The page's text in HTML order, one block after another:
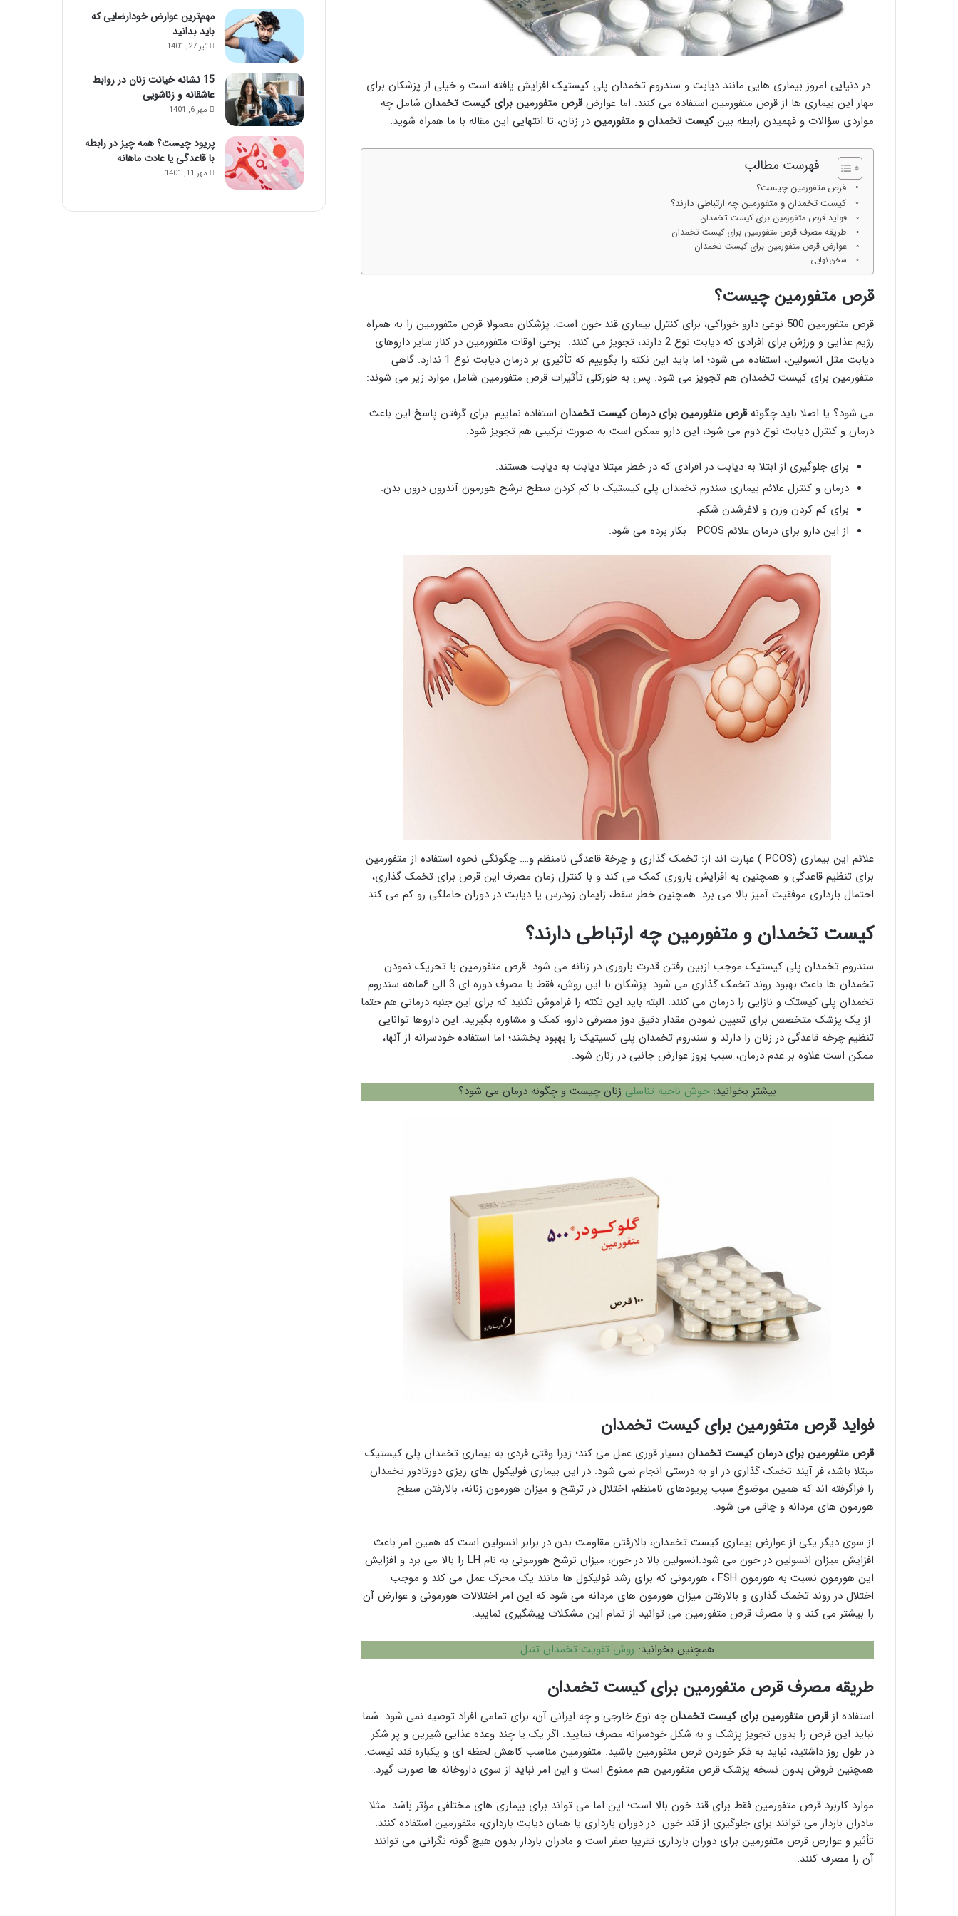
در دنیایی امروز بیماری هایی مانند دیابت و سندروم تخمدان پلی کیستیک افزایش یافته است و خیلی از پزشکان برای
مهار این بیماری ها از قرص متفورمین استفاده می کنند. اما عوارضقرص متفورمین برای کیست تخمدان شامل چه
مواردی سؤالات و فهمیدن رابطه بینکیست تخمدان و متفورمین در زنان، تا انتهایی این مقاله با ما همراه شوید.
فهرست مطالب
قرص متفورمین چیست؟
کیست تخمدان و متفورمین چه ارتباطی دارند؟
فواید قرص متفورمین برای کیست تخمدان
طریقه مصرف قرص متفورمین برای کیست تخمدان
عوارض قرص متفورمین برای کیست تخمدان
سخن نهایی
قرص متفورمین چیست؟
قرص متفورمین 500 نوعی دارو خوراکی، برای کنترل بیماری قند خون است. پزشکان معمولا قرص متفورمین را به همراه
رژیم غذایی و ورزش برای افرادی که دیابت نوع 2 دارند، تجویز می کنند. برخی اوقات متفورمین در کنار سایر داروهای
دیابت مثل انسولین، استفاده می شود؛ اما باید این نکته را بگوییم که تأثیری بر درمان دیابت نوع 1 ندارد. گاهی
متفورمین برای کیست تخمدان هم تجویز می شود. پس به طورکلی تأثیرات قرص متفورمین شامل موارد زیر می شوند:
می شود؟ یا اصلا باید چگونهقرص متفورمین برای درمان کیست تخمدان استفاده نماییم. برای گرفتن پاسخ این باعث
درمان و کنترل دیابت نوع دوم می شود، این دارو ممکن است به صورت ترکیبی هم تجویز شود.
برای جلوگیری از ابتلا به دیابت در افرادی که در خطر مبتلا دیابت به دیابت هستند.
درمان و کنترل علائم بیماری سندرم تخمدان پلی کیستیک با کم کردن سطح ترشح هورمون آندرون درون بدن.
برای کم کردن وزن و لاغرشدن شکم.
از این دارو برای درمان علائم PCOS بکار برده می شود.
علائم این بیماری (PCOS ) عبارت اند از: تخمک گذاری و چرخة قاعدگی نامنظم و…. چگونگی نحوه استفاده از متفورمین
برای تنظیم قاعدگی و همچنین به افزایش باروری کمک می کند و با کنترل زمان مصرف این قرص برای تخمک گذاری،
احتمال بارداری موفقیت آمیز بالا می برد. همچنین خطر سقط، زایمان زودرس یا دیابت در دوران حاملگی رو کم می کند.
کیست تخمدان و متفورمین چه ارتباطی دارند؟
سندروم تخمدان پلی کیستیک موجب ازبین رفتن قدرت باروری در زنانه می شود. قرص متفورمین با تحریک نمودن
تخمدان ها باعث بهبود روند تخمک گذاری می شود. پزشکان با این روش، فقط با مصرف دوره ای 3 الی ۶ماهه سندروم
تخمدان پلی کیستک و نازایی را درمان می کنند. البته باید این نکته را فراموش نکنید که برای این جنبه درمانی هم حتما
از یک پزشک متخصص برای تعیین نمودن مقدار دقیق دوز مصرفی دارو، کمک و مشاوره بگیرید. این داروها توانایی
تنظیم چرخه قاعدگی در زنان را دارند و سندروم تخمدان پلی کسیتیک را بهبود بخشند؛ اما استفاده خودسرانه از آنها،
ممکن است علاوه بر عدم درمان، سبب بروز عوارض جانبی در زنان شود.
بیشتر بخوانید: جوش ناحیه تناسلی زنان چیست و چگونه درمان می شود؟
فواید قرص متفورمین برای کیست تخمدان
قرص متفورمین برای درمان کیست تخمدان بسیار قوری عمل می کند؛ زیرا وقتی فردی به بیماری تخمدان پلی کیستیک
مبتلا باشد، فر آیند تخمک گذاری در او به درستی انجام نمی شود. در این بیماری فولیکول های ریزی دورتادور تخمدان
را فراگرفته اند که همین موضوع سبب پریودهای نامنظم، اختلال در ترشح و میزان هورمون زنانه، بالارفتن سطح
هورمون های مردانه و چاقی می شود.
از سوی دیگر یکی از عوارض بیماری کیست تخمدان، بالارفتن مقاومت بدن در برابر انسولین است که همین امر باعث
افزایش میزان انسولین در خون می شود.انسولین بالا در خون، میزان ترشح هورمونی به نام LH را بالا می برد و افزایش
این هورمون نسبت به هورمون FSH ، هورمونی که برای رشد فولیکول ها مانند یک محرک عمل می کند و موجب
اختلال در روند تخمک گذاری و بالارفتن میزان هورمون های مردانه می شود که این امر اختلالات هورمونی و عوارض آن
را بیشتر می کند و با مصرف قرص متفورمین می توانید از تمام این مشکلات پیشگیری نمایید.
همچنین بخوانید: روش تقویت تخمدان تنبل
طریقه مصرف قرص متفورمین برای کیست تخمدان
استفاده ازقرص متفورمین برای کیست تخمدانچه نوع خارجی و چه ایرانی آن، برای تمامی افراد توصیه نمی شود. شما
نباید این قرص را بدون تجویز پزشک و به شکل خودسرانه مصرف نمایید. اگر یک یا چند وعده غذایی شیرین و پر شکر
در طول روز داشتید، نباید به فکر خوردن قرص متفورمین باشید. متفورمین مناسب کاهش لحظه ای و یکباره قند نیست.
همچنین فروش بدون نسخه پزشک قرص متفورمین هم ممنوع است و این امر نباید از سوی داروخانه ها صورت گیرد.
موارد کاربرد قرص متفورمین فقط برای قند خون بالا است؛ این اما می تواند برای بیماری های مختلفی مؤثر باشد. مثلا
مادران باردار می توانند برای جلوگیری از قند خون در دوران بارداری یا همان دیابت بارداری، متفورمین استفاده کنند.
تأثیر و عوارض قرص متفورمین برای دوران بارداری تقریبا صفر است و مادران باردار بدون هیچ گونه نگرانی می توانند
آن را مصرف کنند.
مهم‌ترین عوارض خودارضایی که
باید بدانید
تیر 27, 1401
15 نشانه خیانت زنان در روابط
عاشقانه و زناشویی
مهر 6, 1401
پریود چیست؟ همه چیز در رابطه
با قاعدگی یا عادت ماهانه
مهر 11, 1401